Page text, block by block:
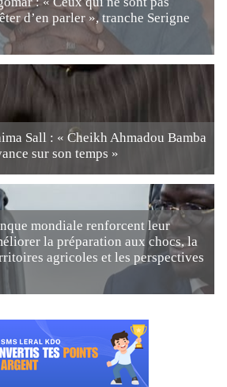
d’en parler », tranche Serigne
Sall : « Cheikh Ahmadou Bamba
sur son temps »
mondiale renforcent leur
la préparation aux chocs, la
agricoles et les perspectives